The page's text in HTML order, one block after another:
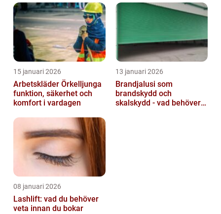
15 januari 2026
Arbetskläder Örkelljunga
funktion, säkerhet och
komfort i vardagen
13 januari 2026
Brandjalusi som
brandskydd och
skalskydd - vad behöver
08 januari 2026
Lashlift: vad du behöver
veta innan du bokar